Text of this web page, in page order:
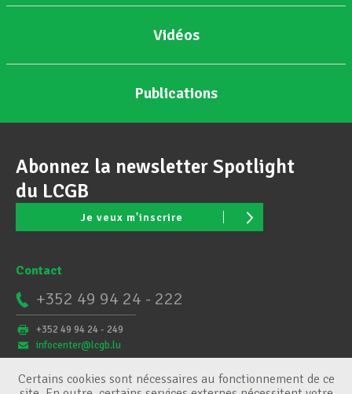
Vidéos
Publications
Abonnez la newsletter Spotlight
du LCGB
Je veux m'inscrire
Contact
+352 49 94 24 - 222
+352 49 94 24 - 249
infocenter@lcgb.lu
Certains cookies sont nécessaires au fonctionnement de ce